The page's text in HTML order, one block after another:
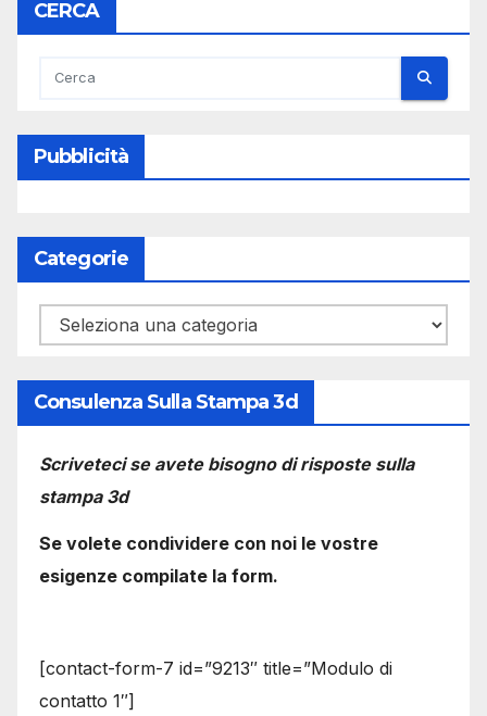
CERCA
Pubblicità
Categorie
Categorie
Consulenza Sulla Stampa 3d
Scriveteci se avete bisogno di risposte sulla
stampa 3d
Se volete condividere con noi le vostre
esigenze compilate la form.
[contact-form-7 id=”9213″ title=”Modulo di
contatto 1″]